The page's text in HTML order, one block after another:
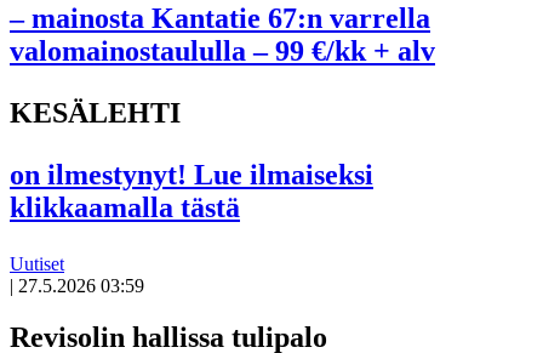
– mainosta Kantatie 67:n varrella
valomainostaululla – 99 €/kk + alv
KESÄLEHTI
on ilmestynyt! Lue ilmaiseksi
klikkaamalla tästä
Uutiset
| 27.5.2026 03:59
Revisolin hallissa tulipalo